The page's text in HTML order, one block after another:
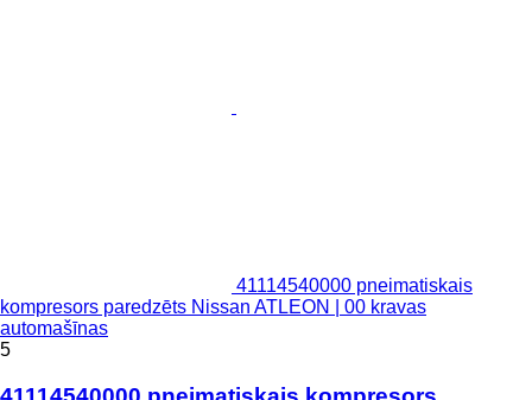
41114540000 pneimatiskais
kompresors paredzēts Nissan ATLEON | 00 kravas
automašīnas
5